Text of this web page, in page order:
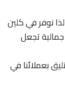
نوفر في كلين
تجعل
بعملائنا في